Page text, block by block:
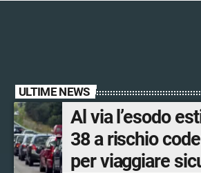
ULTIME NEWS
Al via l’esodo
38 a rischio
per viaggiare